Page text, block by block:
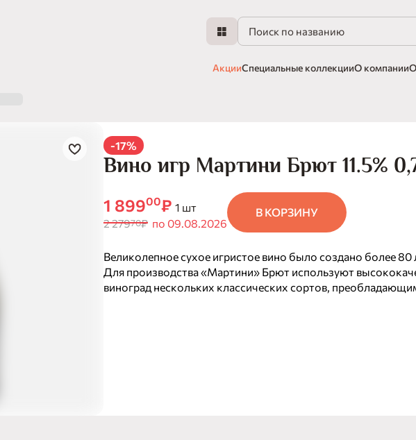
АкцииСпециальные коллекцииО компании
-17%
Вино игр Мартини Брют 11.5%
1 89900₽ 1 шт
2 27970₽ по 09.08.2026
В КОРЗИНУ
Великолепное сухое игристое вино было создано более 80
Для производства «Мартини» Брют используют
виноград нескольких классических сортов,